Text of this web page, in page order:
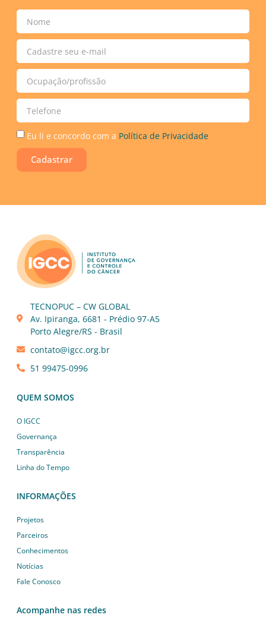
Eu li e concordo com a Política de Privacidade
Cadastrar
TECNOPUC – CW GLOBAL
Av. Ipiranga, 6681 - Prédio 97-A5
Porto Alegre/RS - Brasil
contato@igcc.org.br
51 99475-0996
QUEM SOMOS
O IGCC
Governança
Transparência
Linha do Tempo
INFORMAÇÕES
Projetos
Parceiros
Conhecimentos
Notícias
Fale Conosco
Acompanhe nas redes